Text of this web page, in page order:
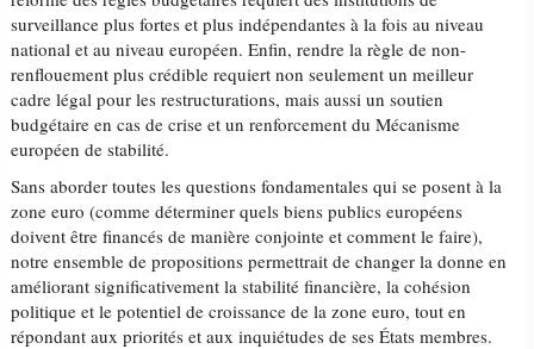
surveillance plus fortes et plus indépendantes à la fois au niveau
national et au niveau européen. Enfin, rendre la règle de non-
renflouement plus crédible requiert non seulement un meilleur
cadre légal pour les restructurations, mais aussi un soutien
budgétaire en cas de crise et un renforcement du Mécanisme
européen de stabilité.
Sans aborder toutes les questions fondamentales qui se posent à la
zone euro (comme déterminer quels biens publics européens
doivent être financés de manière conjointe et comment le faire),
notre ensemble de propositions permettrait de changer la donne en
améliorant significativement la stabilité financière, la cohésion
politique et le potentiel de croissance de la zone euro, tout en
répondant aux priorités et aux inquiétudes de ses États membres.